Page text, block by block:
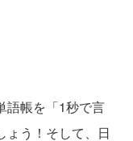
語帳を「1秒で言
ょう！そして、日